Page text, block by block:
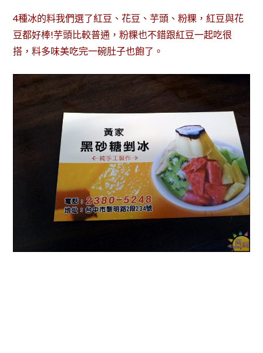
4種冰的料我們選了紅豆、花豆、芋頭、粉粿，紅豆與花
豆都好棒!芋頭比較普通，粉粿也不錯跟紅豆一起吃很
搭，料多味美吃完一碗肚子也飽了。